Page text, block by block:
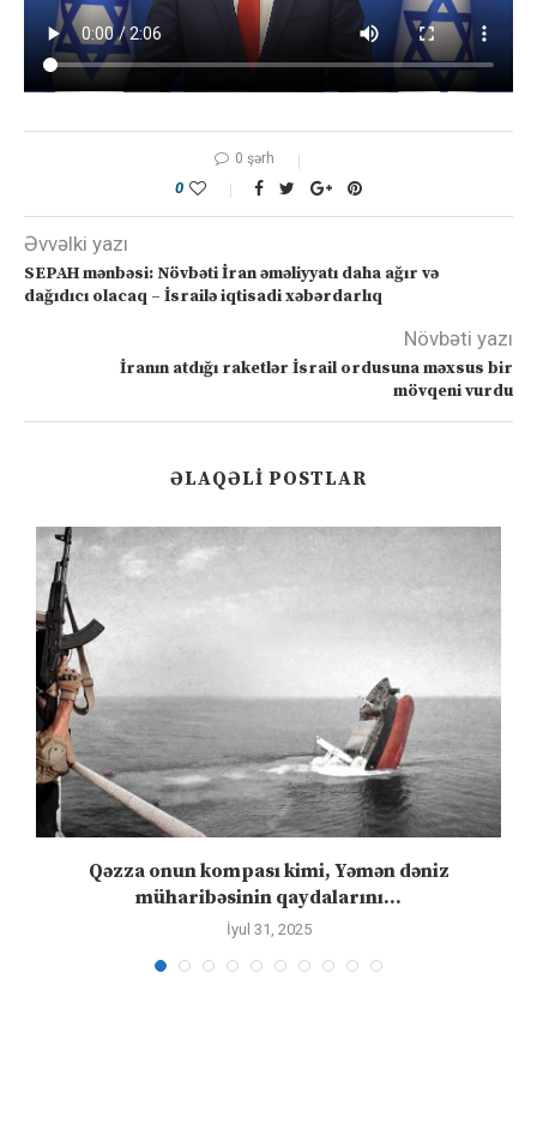
0 şərh
0
Əvvəlki yazı
SEPAH mənbəsi: Növbəti İran əməliyyatı daha ağır və
dağıdıcı olacaq – İsrailə iqtisadi xəbərdarlıq
Növbəti yazı
İranın atdığı raketlər İsrail ordusuna məxsus bir
mövqeni vurdu
ƏLAQƏLI POSTLAR
Qəzza onun kompası kimi, Yəmən dəniz
müharibəsinin qaydalarını...
İyul 31, 2025